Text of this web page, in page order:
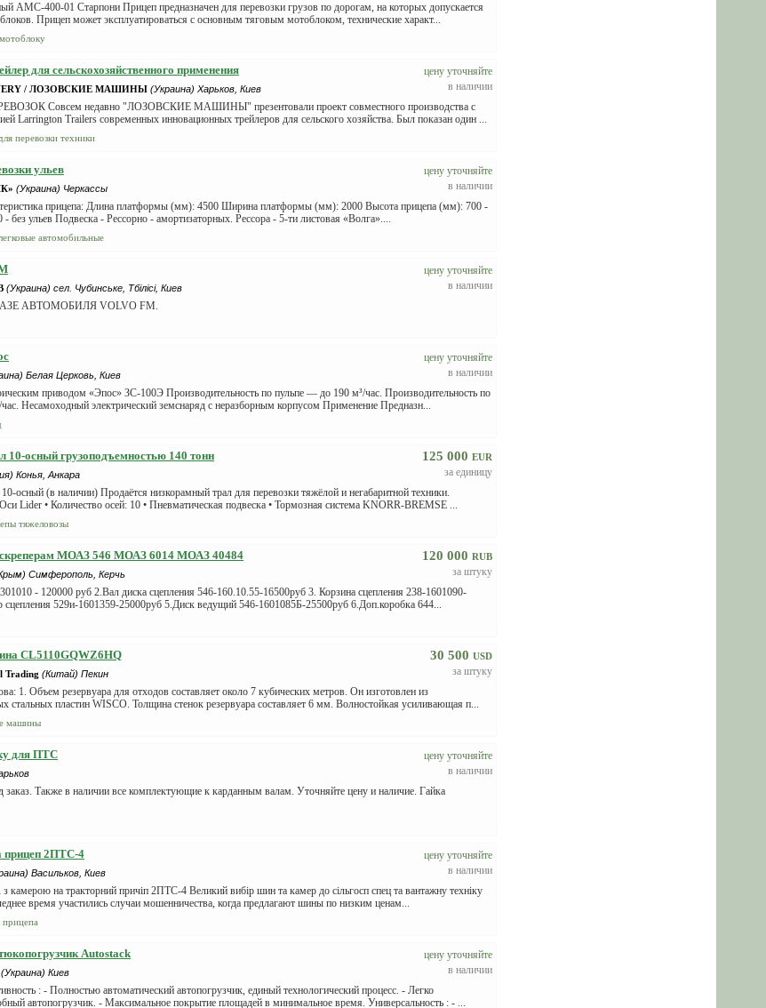
АМС-400-01 Старпони Прицеп предназначен для перевозки грузов по дорогам, на которых допускается
Прицеп может эксплуатироваться с основным тяговым мотоблоком, технические характ...
цену уточняйте
в наличии
для сельскохозяйственного применения
/ ЛОЗОВСКИЕ МАШИНЫ (Украина) Харьков, Киев
Совсем недавно "ЛОЗОВСКИЕ МАШИНЫ" презентовали проект совместного производства с
Larrington Trailers современных инновационных трейлеров для сельского хозяйства. Был показан один ...
перевозки техники
цену уточняйте
в наличии
ульев
(Украина) Черкассы
прицепа: Длина платформы (мм): 4500 Ширина платформы (мм): 2000 Высота прицепа (мм): 700 -
без ульев Подвеска - Рессорно - амортизаторных. Рессора - 5-ти листовая «Волга»....
автомобильные
цену уточняйте
в наличии
(Украина) сел. Чубинське, Тбілісі, Киев
АВТОМОБИЛЯ VOLVO FM.
цену уточняйте
в наличии
Белая Церковь, Киев
приводом «Эпос» ЗС-100Э Производительность по пульпе — до 190 м³/час. Производительность по
Несамоходный электрический земснаряд с неразборным корпусом Применение Предназн...
125 000 EUR
за единицу
10-осный грузоподъемностью 140 тонн
Конья, Анкара
осный (в наличии) Продаётся низкорамный трал для перевозки тяжёлой и негабаритной техники.
Lider • Количество осей: 10 • Пневматическая подвеска • Тормозная система KNORR-BREMSE ...
тяжеловозы
120 000 RUB
за штуку
МОАЗ 546 МОАЗ 6014 МОАЗ 40484
Симферополь, Керчь
- 120000 руб 2.Вал диска сцепления 546-160.10.55-16500руб 3. Корзина сцепления 238-1601090-
сцепления 529и-1601359-25000руб 5.Диск ведущий 546-1601085Б-25500руб 6.Доп.коробка 644...
30 500 USD
за штуку
CL5110GQWZ6HQ
Trading (Китай) Пекин
1. Объем резервуара для отходов составляет около 7 кубических метров. Он изготовлен из
стальных пластин WISCO. Толщина стенок резервуара составляет 6 мм. Волностойкая усиливающая п...
машины
цену уточняйте
в наличии
для ПТС
заказ. Также в наличии все комплектующие к карданным валам. Уточняйте цену и наличие. Гайка
цену уточняйте
в наличии
прицеп 2ПТС-4
Васильков, Киев
камерою на тракторний причіп 2ПТС-4 Великий вибір шин та камер до сільгосп спец та вантажну техніку
время участились случаи мошенничества, когда предлагают шины по низким ценам...
цену уточняйте
в наличии
Autostack
(Украина) Киев
: - Полностью автоматический автопогрузчик, единый технологический процесс. - Легко
автопогрузчик. - Максимальное покрытие площадей в минимальное время. Универсальность : - ...